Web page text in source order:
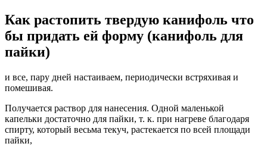
Как растопить твердую канифоль что
бы придать ей форму (канифоль для
пайки)
и все, пару дней настаиваем, периодически встряхивая и
помешивая.
Получается раствор для нанесения. Одной маленькой
капельки достаточно для пайки, т. к. при нагреве благодаря
спирту, который весьма текуч, растекается по всей площади
пайки,